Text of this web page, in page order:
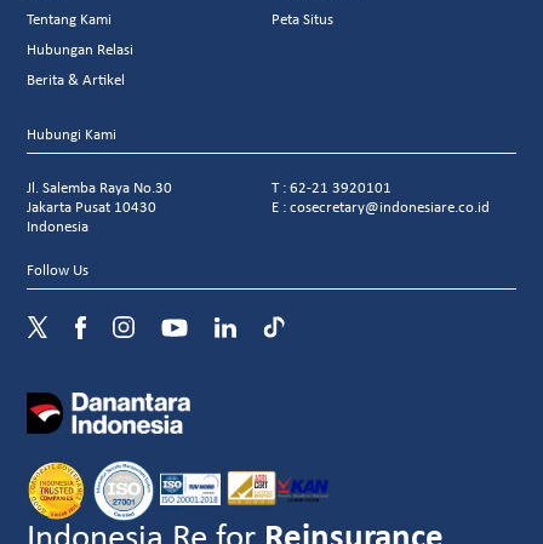
Tentang Kami
Hubungan Relasi
Berita & Artikel
Peta Situs
Hubungi Kami
Jl. Salemba Raya No.30
Jakarta Pusat 10430
Indonesia
T : 62-21 3920101
E : cosecretary@indonesiare.co.id
Follow Us
Indonesia Re for Reinsurance